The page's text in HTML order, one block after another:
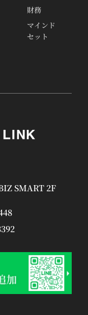
財務
マインド
セット
SMART 2F